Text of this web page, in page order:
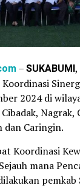
–SUKABUMI,
2024 di
Nagrak,
dan Caringin.
Koordinasi
mana
pemkab